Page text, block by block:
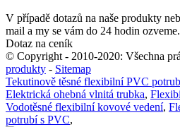
V případě dotazů na naše produkty
mail a my se vám do 24 hodin ozveme.
Dotaz na ceník
© Copyright - 2010-2020: Všechna
produkty - Sitemap
Tekutinově těsné flexibilní PVC
Elektrická ohebná vlnitá trubka,
Vodotěsné flexibilní kovové vedení,
potrubí s PVC,